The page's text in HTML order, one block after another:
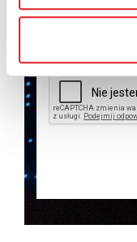
Zapoznałem